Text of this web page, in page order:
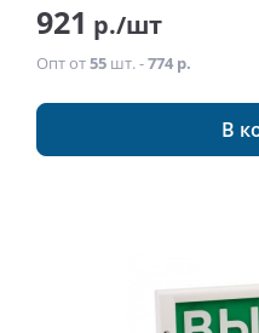
921 р./шт
Опт от55 шт. -774 р.
В